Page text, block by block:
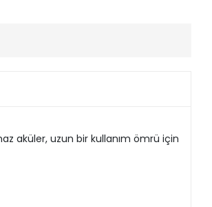
aküler, uzun bir kullanım ömrü için